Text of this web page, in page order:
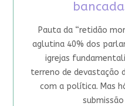
Pauta da “retidão
aglutina 40% dos
igrejas
terreno de devastação
com a política. Mas